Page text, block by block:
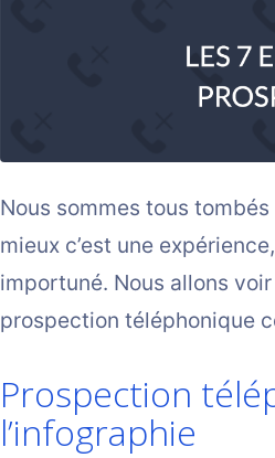
Nous sommes tous
mieux c’est une
importuné. Nous allons
prospection téléphonique
Prospection
l’infographie